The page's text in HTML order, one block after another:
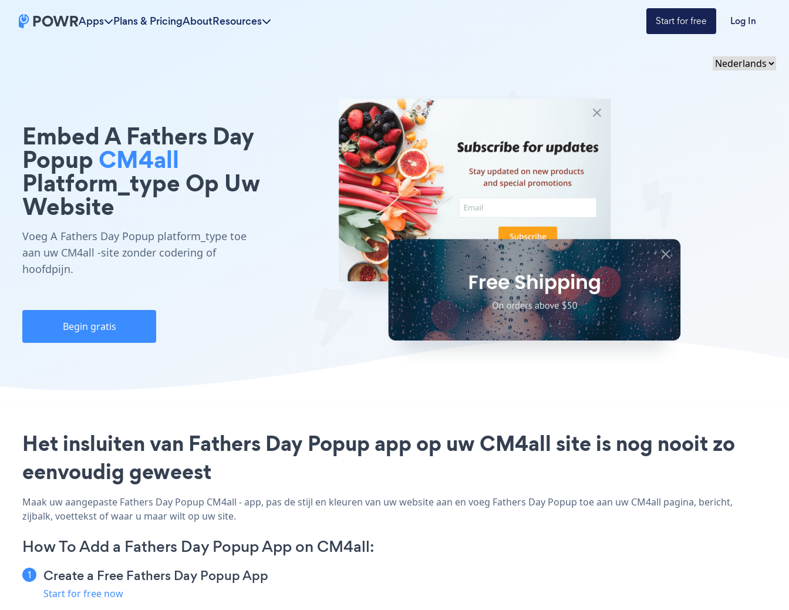
Apps Plans & PricingAboutResources Start for free Log In
Embed A Fathers Day
PopupCM4all
Platform_type Op Uw
Website
Voeg A Fathers Day Popup platform_type toe
aan uw CM4all -site zonder codering of
hoofdpijn.
Begin gratis
Het insluiten van Fathers Day Popup app op uw CM4all site is nog nooit zo
eenvoudig geweest
Maak uw aangepaste Fathers Day Popup CM4all - app, pas de stijl en kleuren van uw website aan en voeg Fathers Day Popup toe aan uw CM4all pagina, bericht,
zijbalk, voettekst of waar u maar wilt op uw site.
How To Add a Fathers Day Popup App on CM4all:
Create a Free Fathers Day Popup App
Start for free now